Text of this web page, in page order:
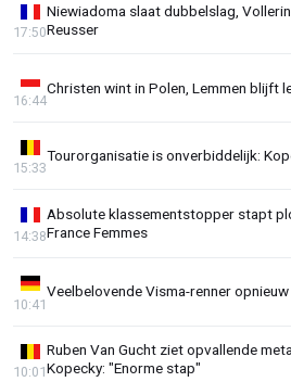
Niewiadoma slaat dubbelslag,
Reusser
17:50
Christen wint in Polen, Lemmen blijft
16:44
Tourorganisatie is onverbiddelijk:
15:33
Absolute klassementstopper stapt
France Femmes
14:38
Veelbelovende Visma-renner
10:41
Ruben Van Gucht ziet opvallende
Kopecky: "Enorme stap"
10:01